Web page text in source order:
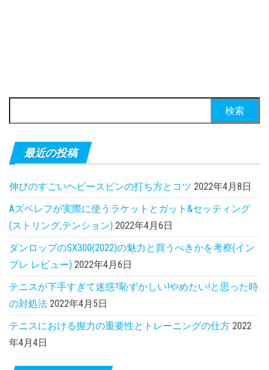
最近の投稿
伸びのすごいヘビースピンの打ち方とコツ 2022年4月8日
Aズベレフが実際に使うラケットとガット&セッティング
(ストリング,テンション) 2022年4月6日
ダンロップのSX300(2022)の魅力と買うべきかを考察(イン
プレ レビュー) 2022年4月6日
テニスが下手すぎて迷惑?恥ずかしい!やめたい!と思った時
の対処法 2022年4月5日
テニスにおける握力の重要性とトレーニングの仕方 2022
年4月4日